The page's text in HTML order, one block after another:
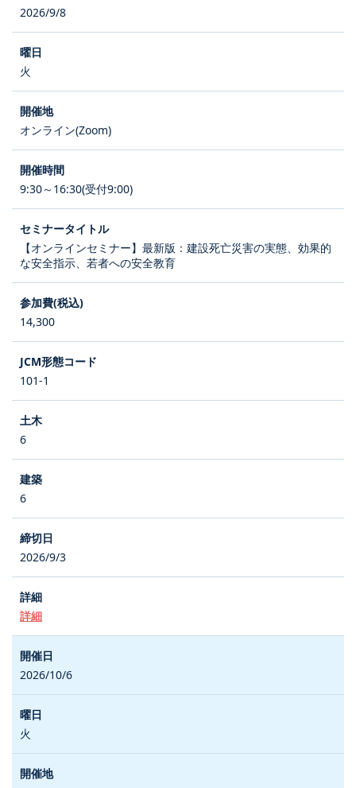
2026/9/8
火
オンライン(Zoom)
9:30～16:30(受付9:00)
【オンラインセミナー】最新版：建設死亡災害の実態、効果的
な安全指示、若者への安全教育
14,300
101-1
6
6
2026/9/3
詳細
2026/10/6
火